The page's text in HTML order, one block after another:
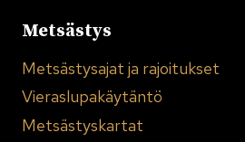
Metsästys
Metsästysajat ja rajoitukset
Vieraslupakäytäntö
Metsästyskartat